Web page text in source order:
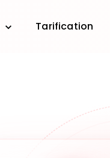
Tarification